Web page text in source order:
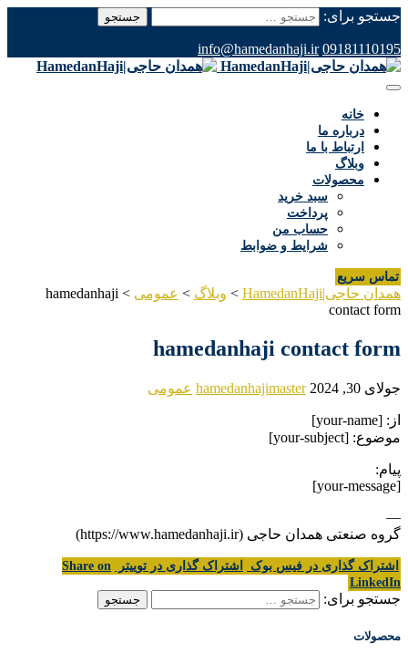
جستجو برای:
09181110195
info@hamedanhaji.ir
خانه
درباره ما
ارتباط با ما
وبلاگ
محصولات
سبد خرید
پرداخت
حساب من
شرایط و ضوابط
تماس سریع
همدان حاجی|HamedanHaji > وبلاگ > عمومی >
hamedanhaji
contact form
hamedanhaji contact form
جولای 30, 2024 hamedanhajimaster عمومی
از: [your-name]
موضوع: [your-subject]
پیام:
[your-message]
—
گروه صنعتی همدان حاجی (https://www.hamedanhaji.ir)
اشتراک گذاری در فیس بوک اشتراک گذاری در توییتر
Share on
LinkedIn
جستجو برای:
محصولات